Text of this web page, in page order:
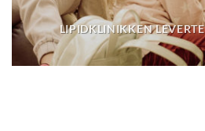
LIPIDKLINIKKEN